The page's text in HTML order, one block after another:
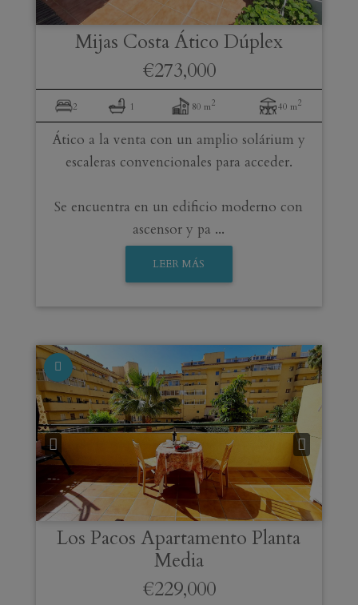
Mijas CostaÁtico Dúplex
€273,000
2 1 80 m2 40 m2
Ático a la venta con un amplio solárium y
escaleras convencionales para acceder.
Se encuentra en un edificio moderno con
ascensor y pa ...
LEER MÁS
Los Pacos Apartamento Planta
Media
€229,000